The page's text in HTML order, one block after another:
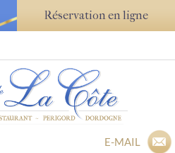
Réservation en ligne
E-MAIL